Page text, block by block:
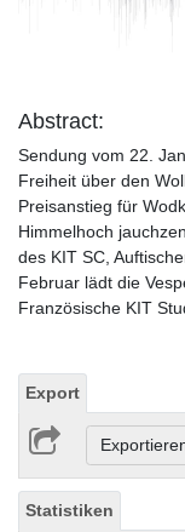
Abstract:
Sendung vom 22.
Freiheit über den
Preisanstieg für
Himmelhoch
des KIT SC,
Februar lädt die
Französische KIT
Export
Statistiken